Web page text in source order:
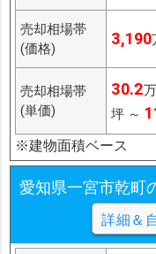
売却相場帯
(価格)
3,190
売却相場帯
(単価)
30.2
坪 ～
※建物面積ベース
愛知県一宮市乾町
詳細＆